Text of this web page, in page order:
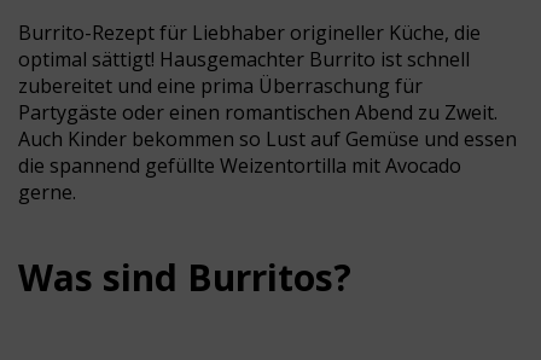
Burrito-Rezept für Liebhaber origineller Küche, die
optimal sättigt! Hausgemachter Burrito ist schnell
zubereitet und eine prima Überraschung für
Partygäste oder einen romantischen Abend zu Zweit.
Auch Kinder bekommen so Lust auf Gemüse und essen
die spannend gefüllte Weizentortilla mit Avocado
gerne.
Was sind Burritos?